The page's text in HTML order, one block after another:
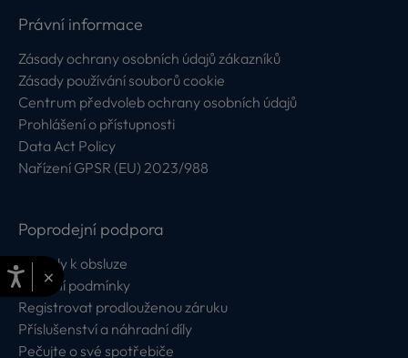
Právní informace
Zásady ochrany osobních údajů zákazníků
Zásady používání souborů cookie
Centrum předvoleb ochrany osobních údajů
Prohlášení o přístupnosti
Data Act Policy
Nařízení GPSR (EU) 2023/988
Poprodejní podpora
Návody k obsluze
Záruční podmínky
Registrovat prodlouženou záruku
Příslušenství a náhradní díly
Pečujte o své spotřebiče
×